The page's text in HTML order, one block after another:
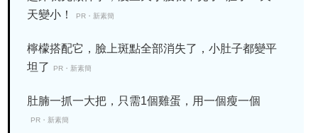
天變小！
PR・新素簡
檸檬搭配它，臉上斑點全部消失了，小肚子都變平
坦了
PR・新素簡
肚腩一抓一大把，只需1個雞蛋，用一個瘦一個
PR・新素簡